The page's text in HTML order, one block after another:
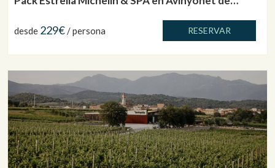
desde 229€/ persona RESERVAR